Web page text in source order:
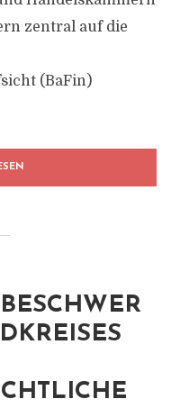
zentral auf die
(BaFin)